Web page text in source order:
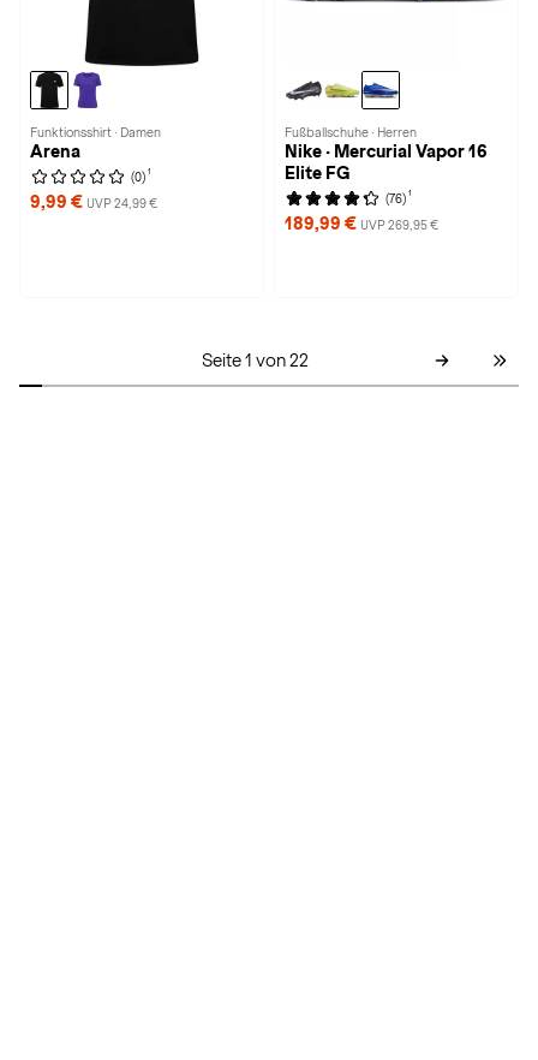
Funktionsshirt · Damen
Arena
(0) 1
9,99 € UVP 24,99 €
Fußballschuhe · Herren
Nike · Mercurial Vapor 16
Elite FG
(76) 1
189,99 € UVP 269,95 €
Seite 1 von 22